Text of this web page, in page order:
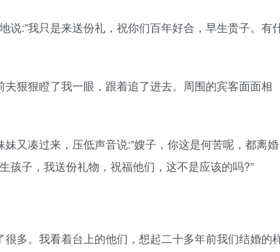
:”我只是来送份礼，祝你们百年好合，早生贵子。有
狠狠瞪了我一眼，跟着追了进去。周围的宾客面面相
凑过来，压低声音说:”嫂子，你这是何苦呢，都离婚
子，我送份礼物，祝福他们，这不是应该的吗?”
多。我看着台上的他们，想起二十多年前我们结婚的